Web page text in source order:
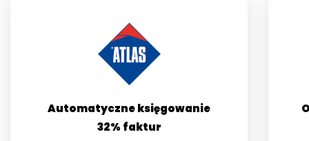
Automatyczne księgowanie
32% faktur